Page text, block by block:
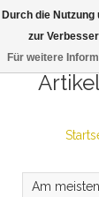
Am
Durch die
zur
Für weitere